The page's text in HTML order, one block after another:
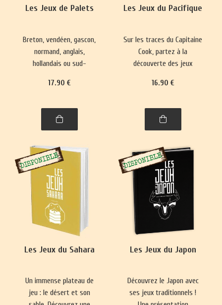
Les Jeux de Palets
Breton, vendéen, gascon,
normand, anglais,
hollandais ou sud-
se pratique presque
emmènera à la découverte
de nombre de ses
peu surprenantes.
17.90 €
Les Jeux du Pacifique
Sur les traces du Capitaine
Cook, partez à la
découverte des jeux
Nouvelle-Zélande,
de Brunei.
16.90 €
Les Jeux du Sahara
Un immense plateau de
jeu : le désert et son
Les Jeux du Japon
Découvrez le Japon avec
ses jeux traditionnels !